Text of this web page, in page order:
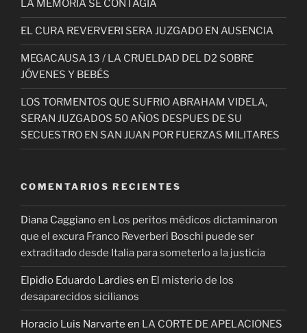
LA MEMORIA SE CONTAGIA
EL CURA REVERVERI SERA JUZGADO EN AUSENCIA
MEGACAUSA 13 / LA CRUELDAD DEL D2 SOBRE
JÓVENES Y BEBÉS
LOS TORMENTOS QUE SUFRIO ABRAHAM VIDELA,
SERAN JUZGADOS 50 AÑOS DESPUES DE SU
SECUESTRO EN SAN JUAN POR FUERZAS MILITARES
COMENTARIOS RECIENTES
Diana Caggianoen Los peritos médicos dictaminaron
que el excura Franco Reverberi Boschi puede ser
extraditado desde Italia para someterlo a la justicia
Elpidio Eduardo Lardies en El misterio de los
desaparecidos sicilianos
Horacio Luis Narvarte en LA CORTE DE APELACIONES